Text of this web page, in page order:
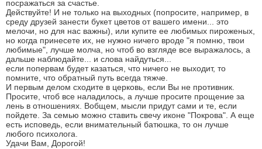
посражаться за счастье.
Действуйте! И не только на выходных (попросите, например, в
среду друзей занести букет цветов от вашего имени... это
мелочи, но для нас важны), или купите ее любимых пироженых,
но когда принесете их, не нужно ничего вроде "я помню, твои
любимые", лучше молча, но чтоб во взгляде все выражалось, а
дальше наблюдайте... и слова найдуться...
если попервам будет казаться, что ничего не выходит, то
помните, что обратный путь всегда тяжче.
И первым делом сходите в церковь, если Вы не противник.
Просите, чтоб все наладилось, а лучше просите прощение за
лень в отношениях. Вобщем, мысли придут сами и те, если
пойдете. За семью можно ставить свечу иконе "Покрова". А еще
есть исповедь, если внимательный батюшка, то он лучше
любого психолога.
Удачи Вам, Дорогой!